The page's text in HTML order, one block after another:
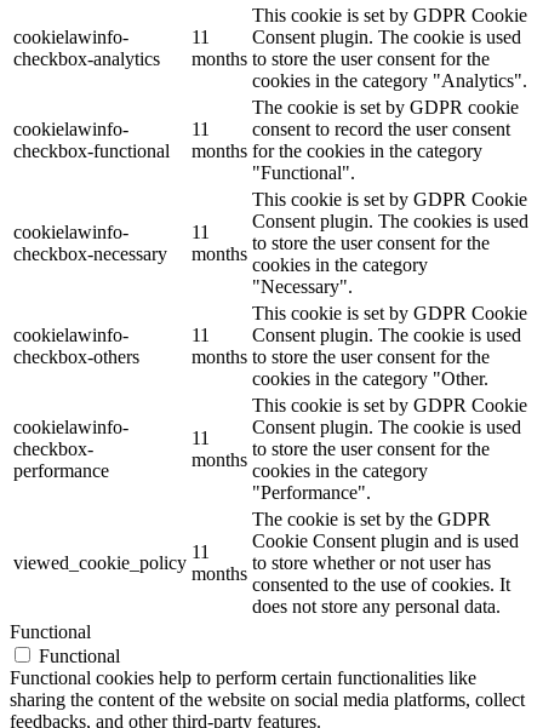
cookielawinfo-
checkbox-analytics
11
months
This cookie is set by GDPR Cookie
Consent plugin. The cookie is used
to store the user consent for the
cookies in the category "Analytics".
cookielawinfo-
checkbox-functional
11
months
The cookie is set by GDPR cookie
consent to record the user consent
for the cookies in the category
"Functional".
cookielawinfo-
checkbox-necessary
11
months
This cookie is set by GDPR Cookie
Consent plugin. The cookies is used
to store the user consent for the
cookies in the category
"Necessary".
cookielawinfo-
checkbox-others
11
months
This cookie is set by GDPR Cookie
Consent plugin. The cookie is used
to store the user consent for the
cookies in the category "Other.
cookielawinfo-
checkbox-
performance
11
months
This cookie is set by GDPR Cookie
Consent plugin. The cookie is used
to store the user consent for the
cookies in the category
"Performance".
viewed_cookie_policy
11
months
The cookie is set by the GDPR
Cookie Consent plugin and is used
to store whether or not user has
consented to the use of cookies. It
does not store any personal data.
Functional
Functional
Functional cookies help to perform certain functionalities like
sharing the content of the website on social media platforms, collect
feedbacks, and other third-party features.